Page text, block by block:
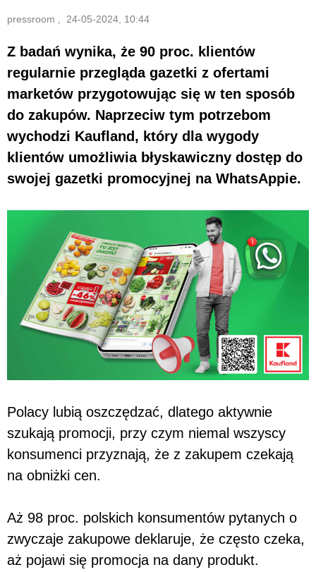
pressroom , 24-05-2024, 10:44
Z badań wynika, że 90 proc. klientów
regularnie przegląda gazetki z ofertami
marketów przygotowując się w ten sposób
do zakupów. Naprzeciw tym potrzebom
wychodzi Kaufland, który dla wygody
klientów umożliwia błyskawiczny dostęp do
swojej gazetki promocyjnej na WhatsAppie.
Polacy lubią oszczędzać, dlatego aktywnie
szukają promocji, przy czym niemal wszyscy
konsumenci przyznają, że z zakupem czekają
na obniżki cen.
Aż 98 proc. polskich konsumentów pytanych o
zwyczaje zakupowe deklaruje, że często czeka,
aż pojawi się promocja na dany produkt.